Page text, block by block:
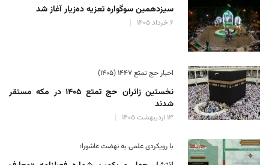
سیزدهمین سوگواره تعزیه ده‌زیار آغاز شد
۶ خرداد ۱۴۰۵
اخبار حج تمتع ۱۴۴۷ (۱۴۰۵)
نخستین زائران حج تمتع ۱۴۰۵ در مکه مستقر
شدند
۱۳ اردیبهشت ۱۴۰۵
با رویکردی علمی به نهضت عاشورا؛